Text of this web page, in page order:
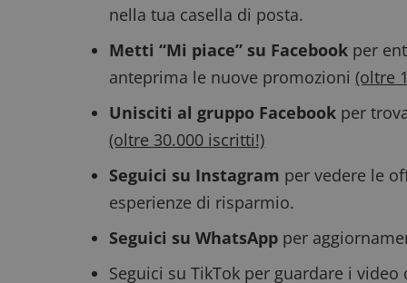
nella tua casella di posta.
Metti “Mi piace” su Facebook per
anteprima le nuove promozioni(oltre
Unisciti al gruppo Facebook per
(oltre 30.000 iscritti!)
Seguici su Instagram per vedere le
esperienze di risparmio.
Seguici su WhatsApp per
Seguici su TikTok per guardare i
Nome
_pk_id.1.938b